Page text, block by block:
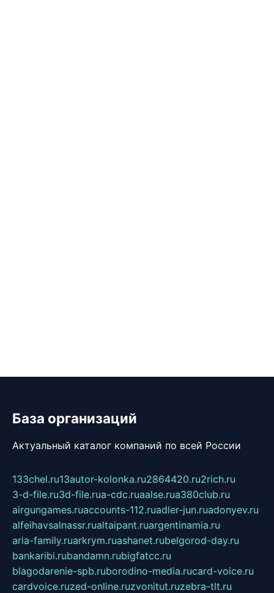
База организаций
Актуальный каталог компаний по всей России
133chel.ru13autor-kolonka.ru2864420.ru2rich.ru
3-d-file.ru3d-file.rua-cdc.ruaalse.rua380club.ru
airgungames.ruaccounts-112.ruadler-jun.ruadonyev.ru
alfeihavsalnassr.rualtaipant.ruargentinamia.ru
aria-family.ruarkrym.ruashanet.rubelgorod-day.ru
bankaribi.rubandamn.rubigfatcc.ru
blagodarenie-spb.ruborodino-media.rucard-voice.ru
cardvoice.ruzed-online.ruzvonitut.ruzebra-tlt.ru